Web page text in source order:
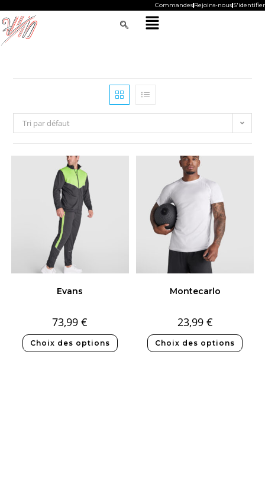
Commandes Rejoins-nous S'identifier
Tri par défaut
Evans
73,99€
Choix des options
Montecarlo
23,99 €
Choix des options